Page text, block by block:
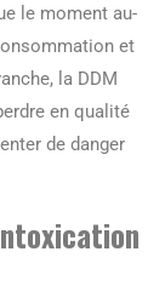
le moment au-
et
la DDM
en qualité
de danger